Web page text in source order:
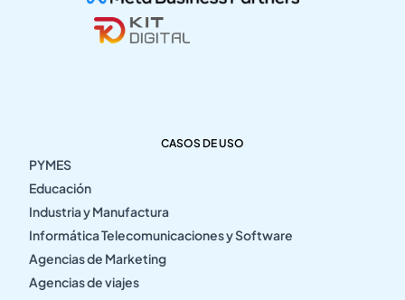
CASOS DE USO
PYMES
Educación
Industria y Manufactura
Informática Telecomunicaciones y Software
Agencias de Marketing
Agencias de viajes